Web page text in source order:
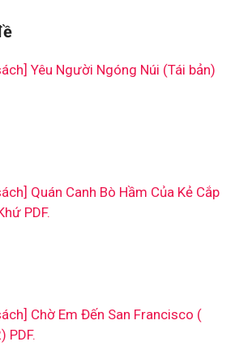
Yêu Người Ngóng Núi (Tái bản)
Quán Canh Bò Hầm Của Kẻ Cắp
PDF.
Chờ Em Đến San Francisco (
PDF.